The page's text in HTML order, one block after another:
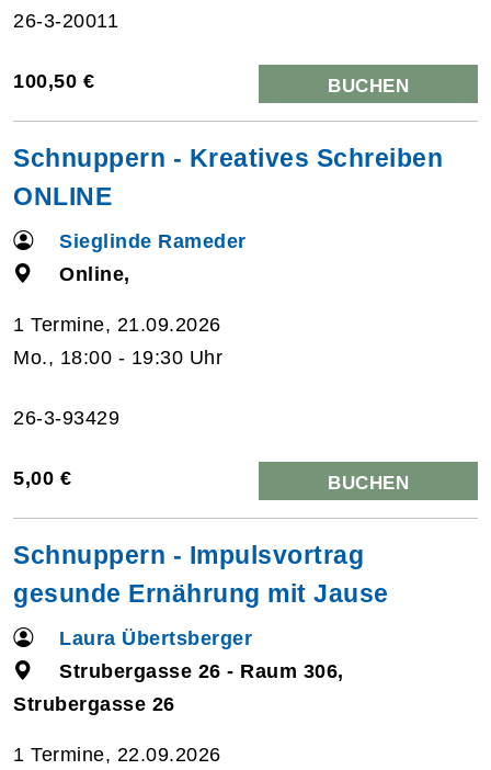
26-3-20011
100,50 € BUCHEN
Schnuppern - Kreatives Schreiben
ONLINE
Sieglinde Rameder
Online,
1 Termine, 21.09.2026
Mo., 18:00 - 19:30 Uhr
26-3-93429
5,00 € BUCHEN
Schnuppern - Impulsvortrag
gesunde Ernährung mit Jause
Laura Übertsberger
Strubergasse 26 - Raum 306,
Strubergasse 26
1 Termine, 22.09.2026